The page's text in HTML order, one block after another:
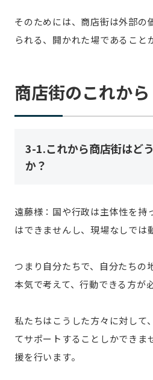
そのためには、商店街は外部の
られる、開かれた場であること
商店街のこれから
3-1.これから商店街はど
か？
遠藤様：国や行政は主体性を持
はできませんし、現場なしでは
つまり自分たちで、自分たちの
本気で考えて、行動できる方が
私たちはこうした方々に対して
てサポートすることしかできま
援を行います。